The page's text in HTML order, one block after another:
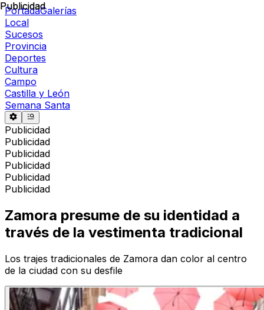
PortadaGalerías
Local
Sucesos
Provincia
Deportes
Cultura
Campo
Castilla y León
Semana Santa
Publicidad
Publicidad
Publicidad
Publicidad
Publicidad
Publicidad
Publicidad
Zamora presume de su identidad a
través de la vestimenta tradicional
Los trajes tradicionales de Zamora dan color al centro
de la ciudad con su desfile
Publicidad